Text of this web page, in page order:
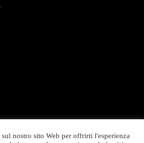
nostro sito Web per offrirti l'esperienza